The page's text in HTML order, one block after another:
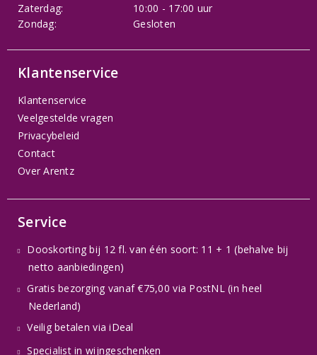
Zaterdag:
10:00 - 17:00 uur
Zondag:
Gesloten
Klantenservice
Klantenservice
Veelgestelde vragen
Privacybeleid
Contact
Over Arentz
Service
Dooskorting bij 12 fl. van één soort: 11 + 1 (behalve bij
netto aanbiedingen)
Gratis bezorging vanaf €75,00 via PostNL (in heel
Nederland)
Veilig betalen via iDeal
Specialist in wijngeschenken